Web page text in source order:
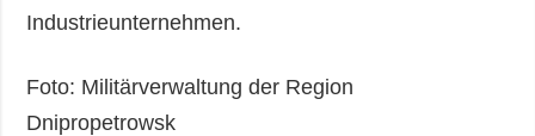
Industrieunternehmen.
Foto: Militärverwaltung der Region
Dnipropetrowsk